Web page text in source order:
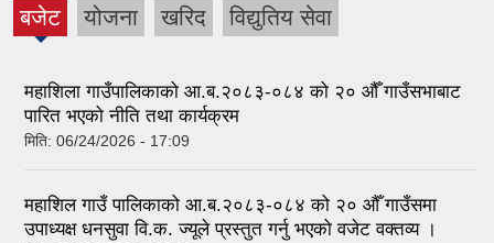
बजेट
(active
योजना खरिद विद्युतिय सेवा
महाशिला गाउँपालिकाको आ.ब.२०८३-०८४ को २० औँ गाउँसभाबाट
पारित भएको नीति तथा कार्यक्रम
मिति: 06/24/2026 - 17:09
महाशिल गाउँ पालिकाको आ.ब.२०८३-०८४ को २० औँ गाउँसमा
उपाध्यक्ष धनसुवा वि.क. ज्यूले प्रस्तुत गर्नु भएको वजेट वक्तव्य ।